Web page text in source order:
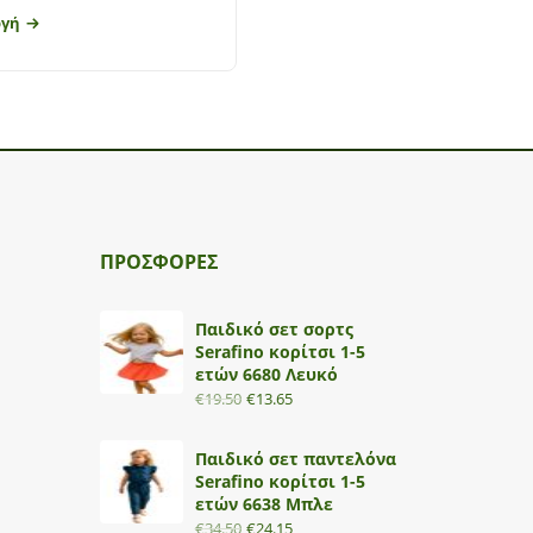
ΠΡΟΣΦΟΡΕΣ
Παιδικό σετ σορτς
Serafino κορίτσι 1-5
ετών 6680 Λευκό
€19.50 €13.65
Παιδικό σετ παντελόνα
Serafino κορίτσι 1-5
ετών 6638 Μπλε
€34.50 €24.15